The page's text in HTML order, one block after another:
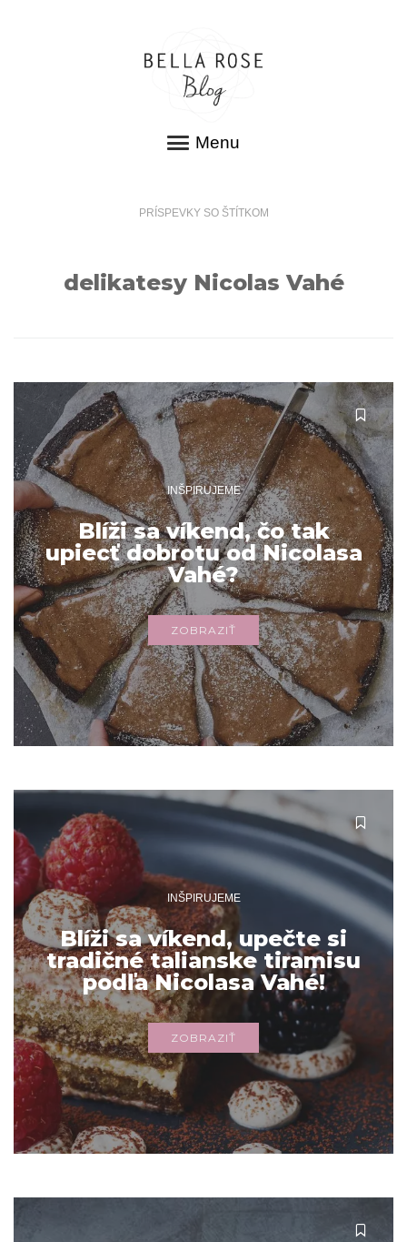
Menu
PRÍSPEVKY SO ŠTÍTKOM
delikatesy Nicolas Vahé
INŠPIRUJEME
Blíži sa víkend, čo tak
upiecť dobrotu od Nicolasa
Vahé?
ZOBRAZIŤ
INŠPIRUJEME
Blíži sa víkend, upečte si
tradičné talianske tiramisu
podľa Nicolasa Vahé!
ZOBRAZIŤ